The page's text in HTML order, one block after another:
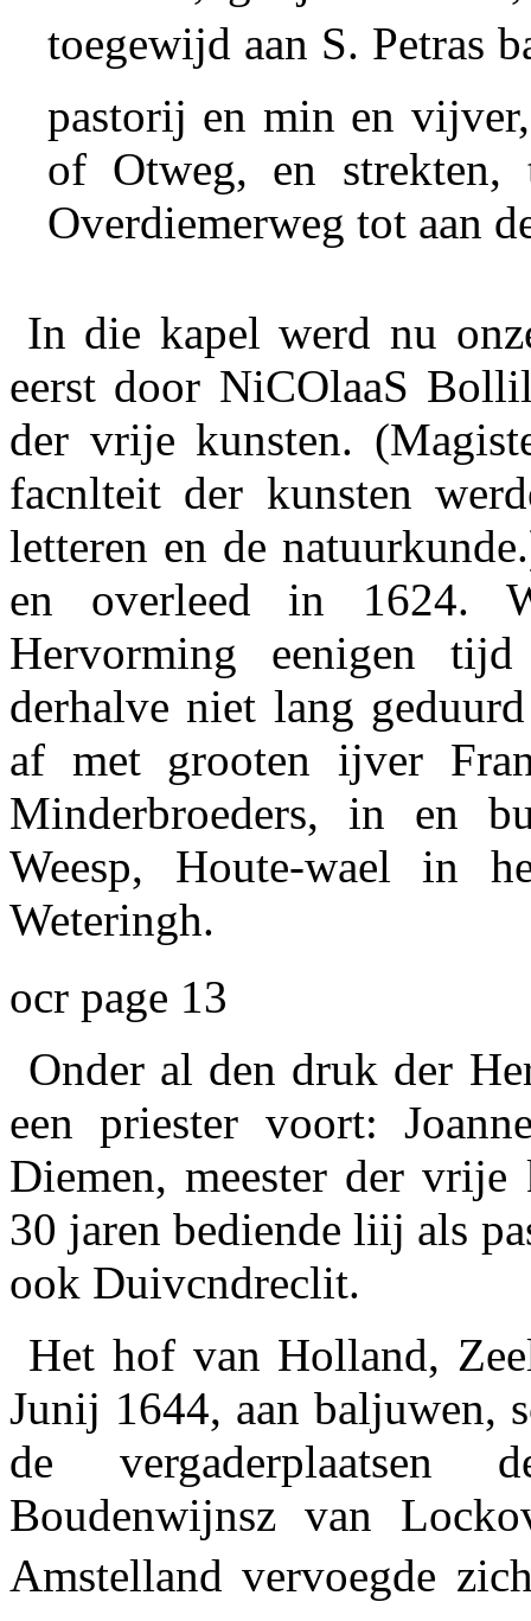
toegewijd aan S. Petras
pastorij en min en
of Otweg, en
Overdiemerweg tot aan
In die kapel werd nu
eerst door NiCOlaaS
der vrije kunsten.
facnlteit der kunsten
letteren en de
en overleed in 1624.
Hervorming eenigen
derhalve niet lang
af met grooten ijver
Minderbroeders, in en
Weesp, Houte-wael in
Weteringh.
ocr page 13
Onder al den druk der
een priester voort:
Diemen, meester der vrije
30 jaren bediende liij als
ook Duivcndreclit.
Het hof van Holland,
Junij 1644, aan baljuwen,
de vergaderplaatsen
Boudenwijnsz van
Amstelland vervoegde